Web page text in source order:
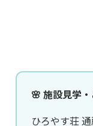
🌸 施設見学
ひろやす荘